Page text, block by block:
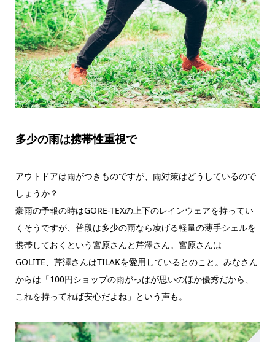
多少の雨は携帯性重視で
アウトドアは雨がつきものですが、雨対策はどうしているので
しょうか？
豪雨の予報の時はGORE-TEXの上下のレインウェアを持ってい
くそうですが、普段は多少の雨なら凌げる軽量の薄手シェルを
携帯しておくという宮原さんと芹澤さん。宮原さんは
GOLITE、芹澤さんはTILAKを愛用しているとのこと。みなさん
からは「100円ショップの雨がっぱが思いのほか優秀だから、
これを持ってれば安心だよね」という声も。